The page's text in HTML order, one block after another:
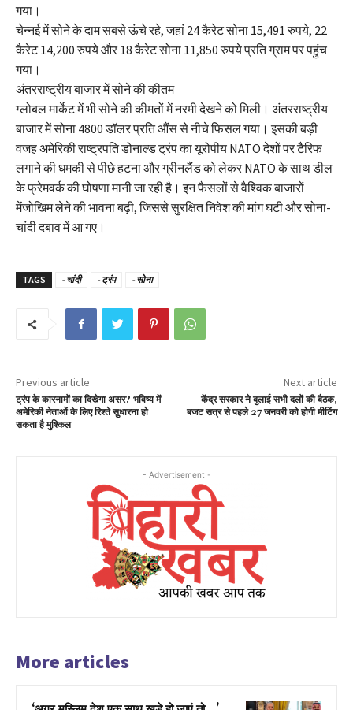
गया।
चेन्नई में सोने के दाम सबसे ऊंचे रहे, जहां 24 कैरेट सोना 15,491 रुपये, 22
कैरेट 14,200 रुपये और 18 कैरेट सोना 11,850 रुपये प्रति ग्राम पर पहुंच
गया।
अंतरराष्ट्रीय बाजार में सोने की कीतम
ग्लोबल मार्केट में भी सोने की कीमतों में नरमी देखने को मिली। अंतरराष्ट्रीय
बाजार में सोना 4800 डॉलर प्रति औंस से नीचे फिसल गया। इसकी बड़ी
वजह अमेरिकी राष्ट्रपति डोनाल्ड ट्रंप का यूरोपीय NATO देशों पर टैरिफ
लगाने की धमकी से पीछे हटना और ग्रीनलैंड को लेकर NATO के साथ डील
के फ्रेमवर्क की घोषणा मानी जा रही है। इन फैसलों से वैश्विक बाजारों
मेंजोखिम लेने की भावना बढ़ी, जिससे सुरक्षित निवेश की मांग घटी और सोना-
चांदी दबाव में आ गए।
TAGS - चांदी - ट्रंप - सोना
Previous article
ट्रंप के कारनामों का दिखेगा असर? भविष्य में
अमेरिकी नेताओं के लिए रिश्ते सुधारना हो
सकता है मुश्किल
Next article
केंद्र सरकार ने बुलाई सभी दलों की बैठक,
बजट सत्र से पहले 27 जनवरी को होगी मीटिंग
- Advertisement -
More articles